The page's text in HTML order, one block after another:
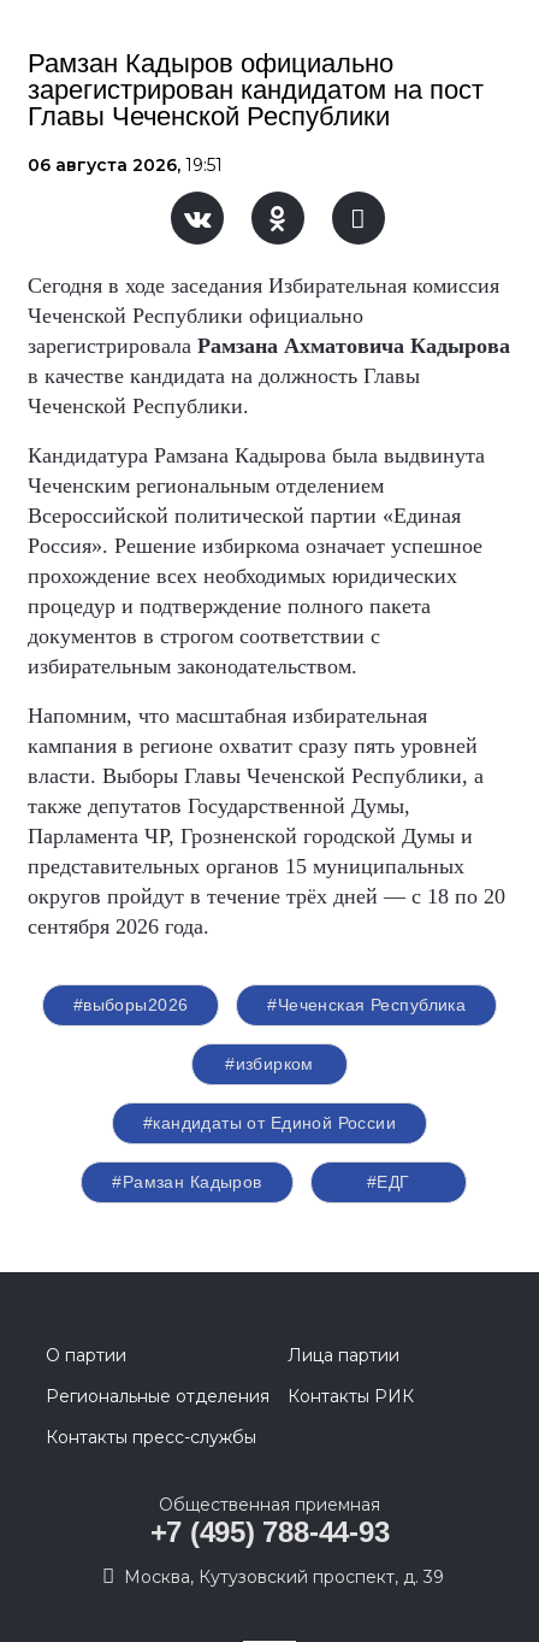
Рамзан Кадыров официально
зарегистрирован кандидатом на пост
Главы Чеченской Республики
06 августа 2026, 19:51
Сегодня в ходе заседания Избирательная комиссия
Чеченской Республики официально
зарегистрировала Рамзана Ахматовича Кадырова
в качестве кандидата на должность Главы
Чеченской Республики.
Кандидатура Рамзана Кадырова была выдвинута
Чеченским региональным отделением
Всероссийской политической партии «Единая
Россия». Решение избиркома означает успешное
прохождение всех необходимых юридических
процедур и подтверждение полного пакета
документов в строгом соответствии с
избирательным законодательством.
Напомним, что масштабная избирательная
кампания в регионе охватит сразу пять уровней
власти. Выборы Главы Чеченской Республики, а
также депутатов Государственной Думы,
Парламента ЧР, Грозненской городской Думы и
представительных органов 15 муниципальных
округов пройдут в течение трёх дней — с 18 по 20
сентября 2026 года.
#выборы2026 #Чеченская Республика
#избирком
#кандидаты от Единой России
#Рамзан Кадыров #ЕДГ
О партии
Лица партии
Региональные отделения
Контакты РИК
Контакты пресс-службы
Общественная приемная
+7 (495) 788-44-93
Москва, Кутузовский проспект, д. 39